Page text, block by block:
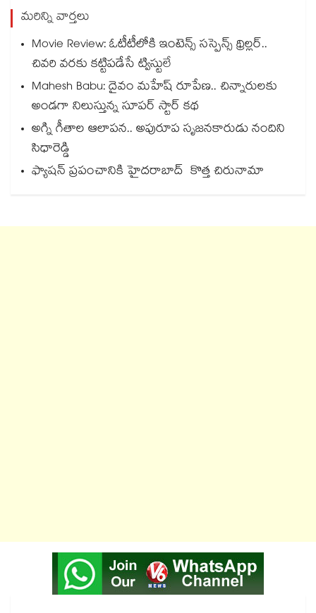
మరిన్ని వార్తలు
Movie Review: ఓటీటీలోకి ఇంటెన్స్ సస్పెన్స్ థ్రిల్లర్..
చివరి వరకు కట్టిపడేసే ట్విస్టులే
Mahesh Babu: దైవం మహేష్ రూపేణ.. చిన్నారులకు
అండగా నిలుస్తున్న సూపర్ స్టార్ కథ
అగ్ని గీతాల ఆలాపన.. అపురూప సృజనకారుడు నందిని
సిధారెడ్డి
ఫ్యాషన్ ప్రపంచానికి హైదరాబాద్ కొత్త చిరునామా